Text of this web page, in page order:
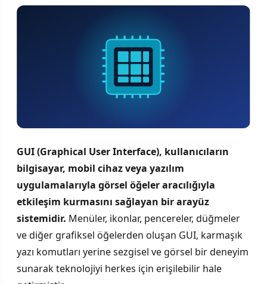
GUI (Graphical User Interface), kullanıcıların
bilgisayar, mobil cihaz veya yazılım
uygulamalarıyla görsel öğeler aracılığıyla
etkileşim kurmasını sağlayan bir arayüz
sistemidir. Menüler, ikonlar, pencereler, düğmeler
ve diğer grafiksel öğelerden oluşan GUI, karmaşık
yazı komutları yerine sezgisel ve görsel bir deneyim
sunarak teknolojiyi herkes için erişilebilir hale